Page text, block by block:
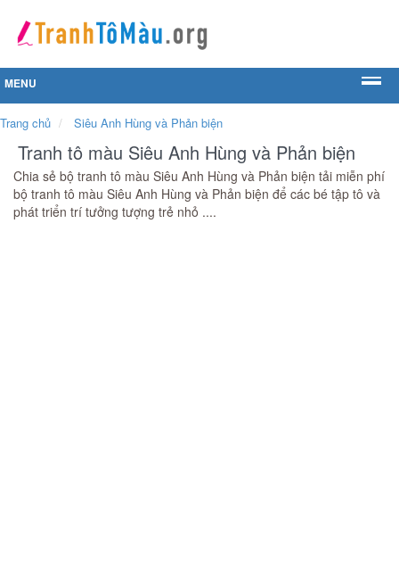
MENU
Trang chủ Siêu Anh Hùng và Phản biện
Tranh tô màu Siêu Anh Hùng và Phản biện
Chia sẻ bộ tranh tô màu Siêu Anh Hùng và Phản biện tải miễn phí
bộ tranh tô màu Siêu Anh Hùng và Phản biện để các bé tập tô và
phát triển trí tưởng tượng trẻ nhỏ ....